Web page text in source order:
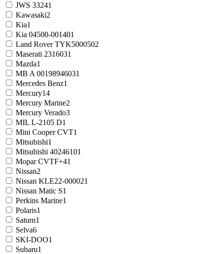
JWS 33241
Kawasaki2
Kia1
Kia 04500-001401
Land Rover TYK5000502
Maserati 2316031
Mazda1
MB A 00198946031
Mercedes Benz1
Mercury14
Mercury Marine2
Mercury Verado3
MIL L-2105 D1
Mini Cooper CVT1
Mitsubishi1
Mitsubishi 40246101
Mopar CVTF+41
Nissan2
Nissan KLE22-000021
Nissan Matic S1
Perkins Marine1
Polaris1
Saturn1
Selva6
SKI-DOO1
Subaru1